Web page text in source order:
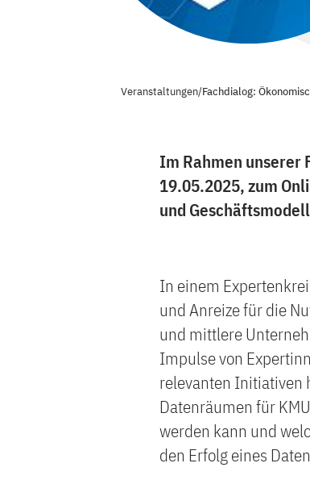
Veranstaltungen/Fachdialog:
Im Rahmen unserer
19.05.2025, zum
und
In einem
und Anreize für die
und mittlere
Impulse von
relevanten Initiativen
Datenräumen für
werden kann und
den Erfolg eines